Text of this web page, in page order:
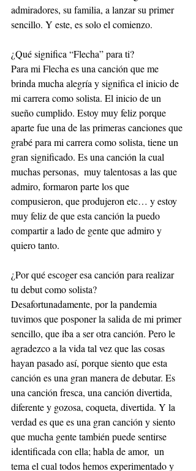
admiradores, su familia, a lanzar su primer
sencillo. Y este, es solo el comienzo.
¿Qué significa “Flecha” para ti?
Para mi Flecha es una canción que me
brinda mucha alegría y significa el inicio de
mi carrera como solista. El inicio de un
sueño cumplido. Estoy muy feliz porque
aparte fue una de las primeras canciones que
grabé para mi carrera como solista, tiene un
gran significado. Es una canción la cual
muchas personas,  muy talentosas a las que
admiro, formaron parte los que
compusieron, que produjeron etc… y estoy
muy feliz de que esta canción la puedo
compartir a lado de gente que admiro y
quiero tanto.
¿Por qué escoger esa canción para realizar
tu debut como solista?
Desafortunadamente, por la pandemia
tuvimos que posponer la salida de mi primer
sencillo, que iba a ser otra canción. Pero le
agradezco a la vida tal vez que las cosas
hayan pasado así, porque siento que esta
canción es una gran manera de debutar. Es
una canción fresca, una canción divertida,
diferente y gozosa, coqueta, divertida. Y la
verdad es que es una gran canción y siento
que mucha gente también puede sentirse
identificada con ella; habla de amor,  un
tema el cual todos hemos experimentado y